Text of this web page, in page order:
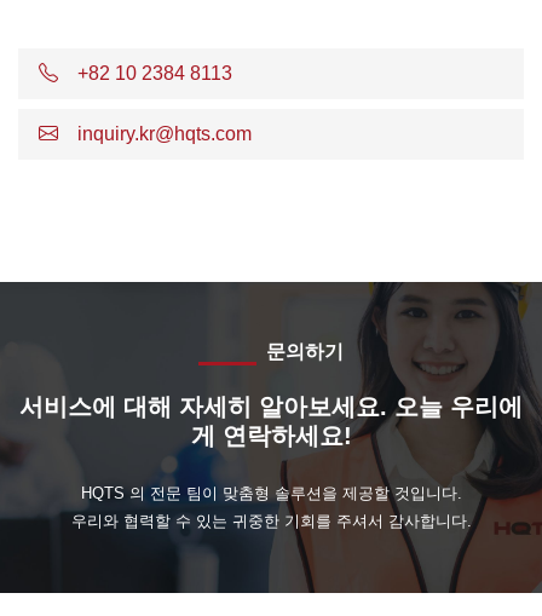
+82 10 2384 8113
inquiry.kr@hqts.com
문의하기
서비스에 대해 자세히 알아보세요. 오늘 우리에
게 연락하세요!
HQTS 의 전문 팀이 맞춤형 솔루션을 제공할 것입니다.
우리와 협력할 수 있는 귀중한 기회를 주셔서 감사합니다.